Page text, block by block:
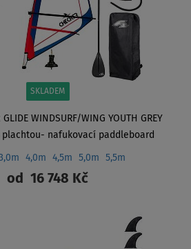
SKLADEM
WINDSURF/WING YOUTH GREY
plachtou- nafukovací paddleboard
4,0m 4,5m 5,0m 5,5m
od 16 748 Kč